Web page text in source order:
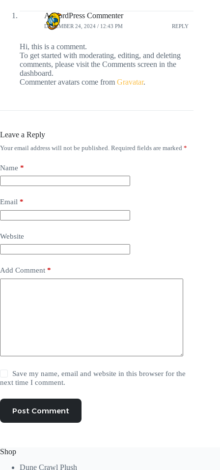
A WordPress Commenter
DECEMBER 24, 2024 / 12:43 PM REPLY
Hi, this is a comment.
To get started with moderating, editing, and deleting
comments, please visit the Comments screen in the
dashboard.
Commenter avatars come from Gravatar.
Leave a Reply
Your email address will not be published. Required fields are marked *
Name *
Email *
Website
Add Comment *
Save my name, email and website in this browser for the
next time I comment.
Post Comment
Shop
Dune Crawl Plush